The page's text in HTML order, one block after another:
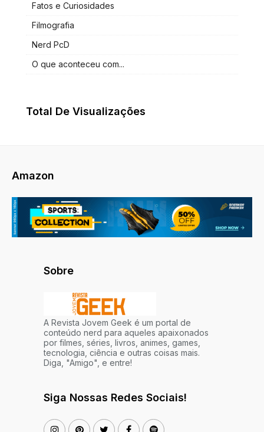
Fatos e Curiosidades
Filmografia
Nerd PcD
O que aconteceu com...
Total De Visualizações
Amazon
Sobre
A Revista Jovem Geek é um portal de
conteúdo nerd para aqueles apaixonados
por filmes, séries, livros, animes, games,
tecnologia, ciência e outras coisas mais.
Diga, "Amigo", e entre!
Siga Nossas Redes Sociais!